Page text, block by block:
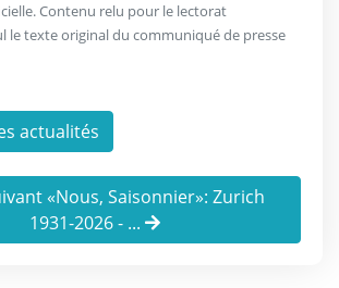
Contenu relu pour le lectorat
le texte original du communiqué de presse
actualités
«Nous, Saisonnier»: Zurich
1931-2026 - ...